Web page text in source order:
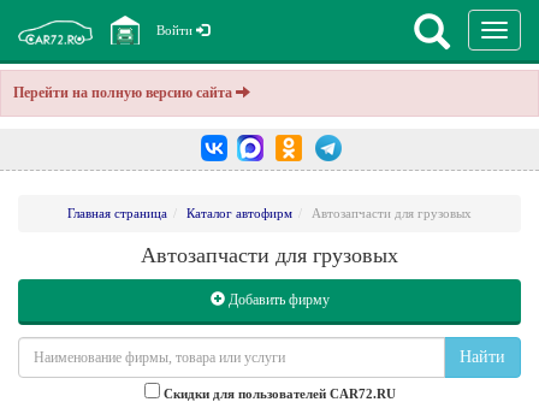
Перейти на полную версию сайта
Войти
Главная страница Каталог автофирм Автозапчасти для грузовых
Автозапчасти для грузовых
Добавить фирму
Найти
Cкидки для пользователей CAR72.RU